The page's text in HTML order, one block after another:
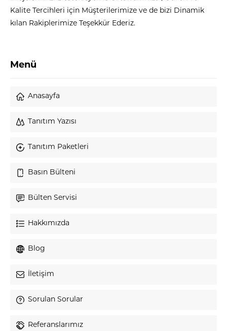
Kalite Tercihleri için Müşterilerimize ve de bizi Dinamik
kılan Rakiplerimize Teşekkür Ederiz.
Menü
Anasayfa
Tanıtım Yazısı
Tanıtım Paketleri
Basın Bülteni
Bülten Servisi
Hakkımızda
Blog
İletişim
Sorulan Sorular
Referanslarımız